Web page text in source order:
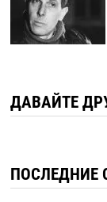
ДАВАЙТЕ
ПОСЛЕДНИЕ